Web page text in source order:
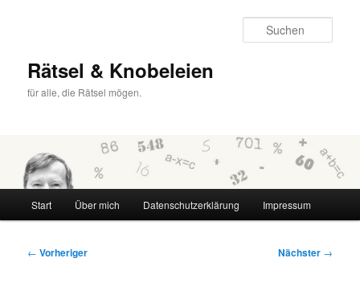
Rätsel & Knobeleien
für alle, die Rätsel mögen.
Start Über mich Datenschutzerklärung Impressum
Beitragsnavigation
← Vorheriger Nächster →